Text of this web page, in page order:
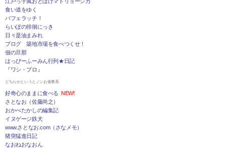
食い道をゆく
パフェラッチ！
らいぽの徘徊にっき
日々是油まみれ
ブログ 築地市場を食べつくせ！
佃の旦那
はっぴーふーみん行列★日記
『ワシ・ブロ』
どちらかというとノンお食事系
好奇心のままに食べる NEW!
さとなお（佐藤尚之）
おかべたかしの編集記
イヌゲージ鉄犬
www.さとなお.com（さなメモ）
猪突猛進日記
なおねおなおん